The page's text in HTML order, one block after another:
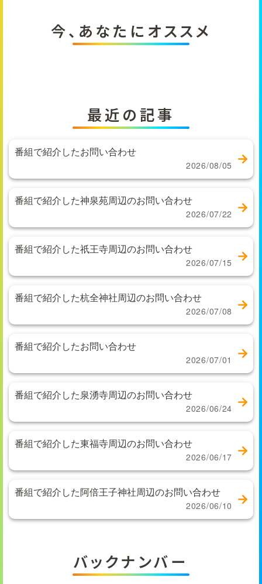
今、あなたにオススメ
最近の記事
番組で紹介したお問い合わせ
2026/08/05
番組で紹介した神泉苑周辺のお問い合わせ
2026/07/22
番組で紹介した祇王寺周辺のお問い合わせ
2026/07/15
番組で紹介した杭全神社周辺のお問い合わせ
2026/07/08
番組で紹介したお問い合わせ
2026/07/01
番組で紹介した泉湧寺周辺のお問い合わせ
2026/06/24
番組で紹介した東福寺周辺のお問い合わせ
2026/06/17
番組で紹介した阿倍王子神社周辺のお問い合わせ
2026/06/10
バックナンバー